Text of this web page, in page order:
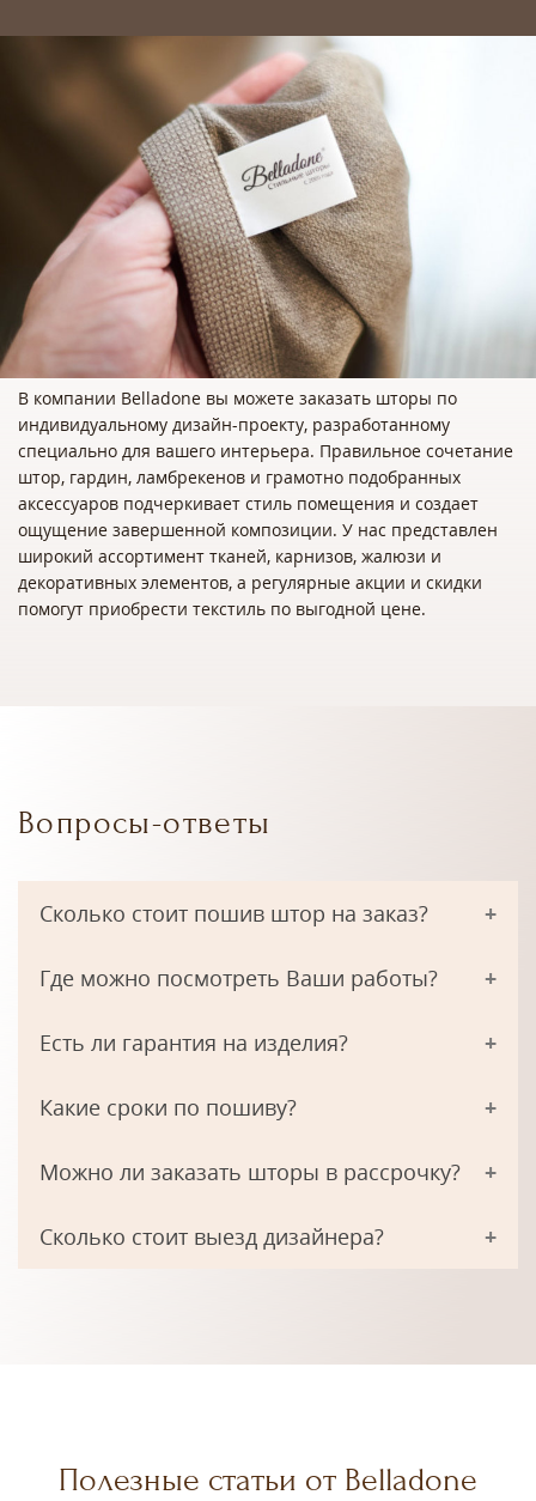
В компании Belladone вы можете заказать шторы по
индивидуальному дизайн-проекту, разработанному
специально для вашего интерьера. Правильное сочетание
штор, гардин, ламбрекенов и грамотно подобранных
аксессуаров подчеркивает стиль помещения и создает
ощущение завершенной композиции. У нас представлен
широкий ассортимент тканей, карнизов, жалюзи и
декоративных элементов, а регулярные акции и скидки
помогут приобрести текстиль по выгодной цене.
Вопросы-ответы
Сколько стоит пошив штор на заказ?
Где можно посмотреть Ваши работы?
Есть ли гарантия на изделия?
Какие сроки по пошиву?
Можно ли заказать шторы в рассрочку?
Сколько стоит выезд дизайнера?
Полезные статьи от Belladone